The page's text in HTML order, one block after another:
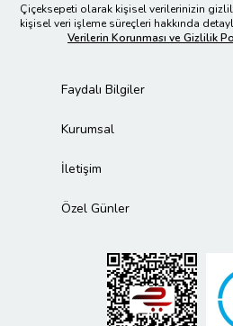
Çiçeksepeti olarak kişisel verilerinizin
kişisel veri işleme süreçleri hakkında
Verilerin Korunması ve Gizlilik
Faydalı Bilgiler
Kurumsal
İletişim
Özel Günler